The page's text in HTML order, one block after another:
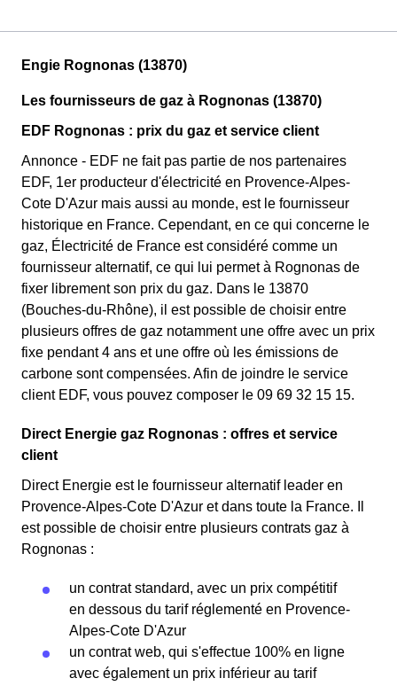
Engie Rognonas (13870)
Les fournisseurs de gaz à Rognonas (13870)
EDF Rognonas : prix du gaz et service client
Annonce - EDF ne fait pas partie de nos partenaires
EDF, 1er producteur d'électricité en Provence-Alpes-
Cote D'Azur mais aussi au monde, est le fournisseur
historique en France. Cependant, en ce qui concerne le
gaz, Électricité de France est considéré comme un
fournisseur alternatif, ce qui lui permet à Rognonas de
fixer librement son prix du gaz. Dans le 13870
(Bouches-du-Rhône), il est possible de choisir entre
plusieurs offres de gaz notamment une offre avec un prix
fixe pendant 4 ans et une offre où les émissions de
carbone sont compensées. Afin de joindre le service
client EDF, vous pouvez composer le 09 69 32 15 15.
Direct Energie gaz Rognonas : offres et service
client
Direct Energie est le fournisseur alternatif leader en
Provence-Alpes-Cote D'Azur et dans toute la France. Il
est possible de choisir entre plusieurs contrats gaz à
Rognonas :
un contrat standard, avec un prix compétitif
en dessous du tarif réglementé en Provence-
Alpes-Cote D'Azur
un contrat web, qui s'effectue 100% en ligne
avec également un prix inférieur au tarif